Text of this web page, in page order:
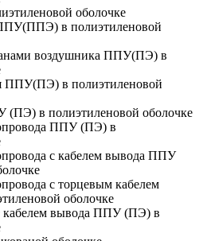
оболочке
в полиэтиленовой
воздушника ППУ(ПЭ) в
ППУ(ПЭ) в полиэтиленовой
(ПЭ) в полиэтиленовой оболочке
ППУ (ПЭ) в
с кабелем вывода ППУ
с торцевым кабелем
оболочке
кабелем вывода ППУ (ПЭ) в